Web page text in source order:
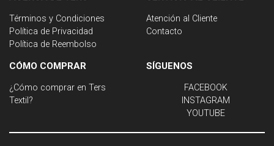
Términos y Condiciones
Política de Privacidad
Política de Reembolso
Atención al Cliente
Contacto
CÓMO COMPRAR
¿Cómo comprar en Ters
Textil?
SÍGUENOS
FACEBOOK
INSTAGRAM
YOUTUBE